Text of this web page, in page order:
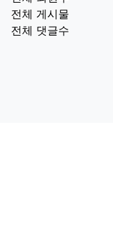
전체 게시물
전체 댓글수